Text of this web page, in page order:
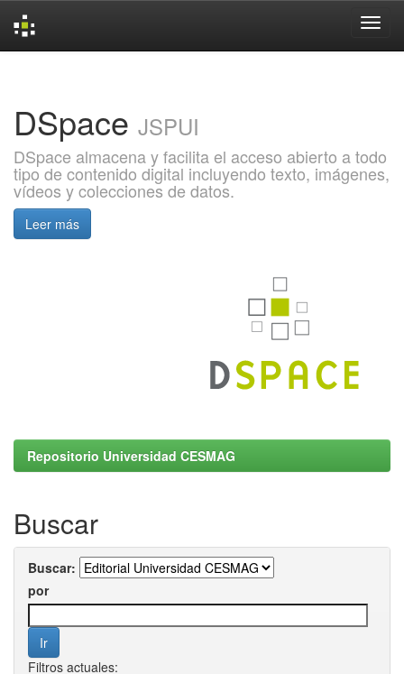
DSpace JSPUI
DSpace almacena y facilita el acceso abierto a todo
tipo de contenido digital incluyendo texto, imágenes,
vídeos y colecciones de datos.
Leer más
Repositorio Universidad CESMAG
Buscar
Buscar:
por
Filtros actuales: